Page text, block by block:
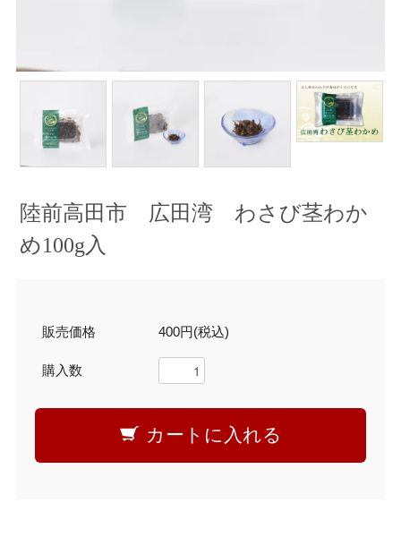
陸前高田市 広田湾 わさび茎わか
め100g入
販売価格 400円(税込)
購入数
カートに入れる